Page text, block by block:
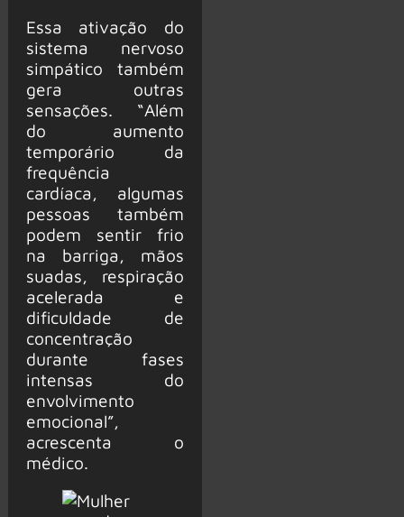
Essa ativação do
sistema nervoso
simpático também
gera outras
sensações. “Além
do aumento
temporário da
frequência
cardíaca, algumas
pessoas também
podem sentir frio
na barriga, mãos
suadas, respiração
acelerada e
dificuldade de
concentração
durante fases
intensas do
envolvimento
emocional”,
acrescenta o
médico.